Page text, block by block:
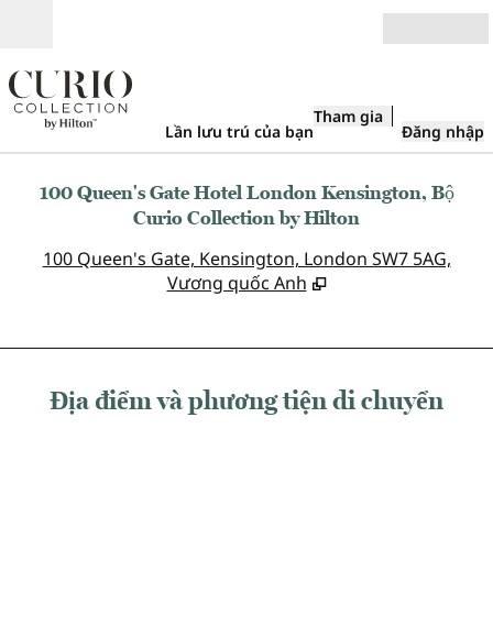
Lần lưu trú của bạn
Tham gia
Đăng nhập
100 Queen's Gate Hotel London Kensington, Bộ
Curio Collection by Hilton
100 Queen's Gate, Kensington, London SW7 5AG,
Vương quốc Anh
Địa điểm và phương tiện di chuyển